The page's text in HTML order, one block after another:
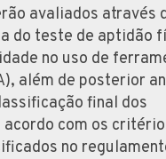
avaliados através
do teste de aptidão
no uso de
além de posterior
final dos
com os
no